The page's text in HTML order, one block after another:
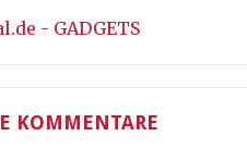
- GADGETS
KOMMENTARE